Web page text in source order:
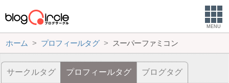
MENU
ホーム プロフィールタグ スーパーファミコン
サークルタグ プロフィールタグ ブログタグ